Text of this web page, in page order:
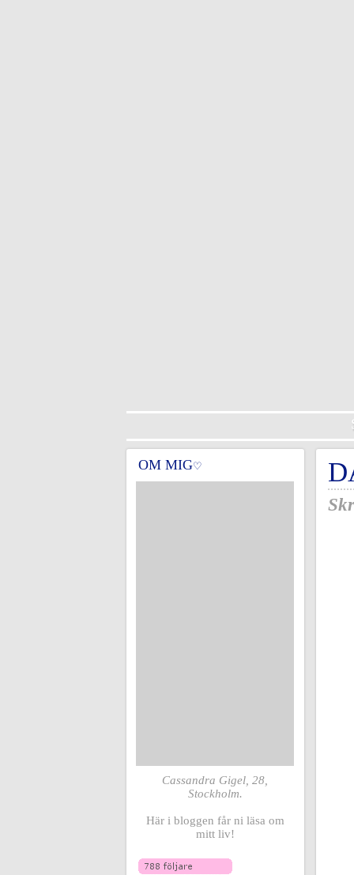
OM MIG♡
Cassandra Gigel, 28,
Stockholm.
Här i bloggen får ni läsa om
mitt liv!